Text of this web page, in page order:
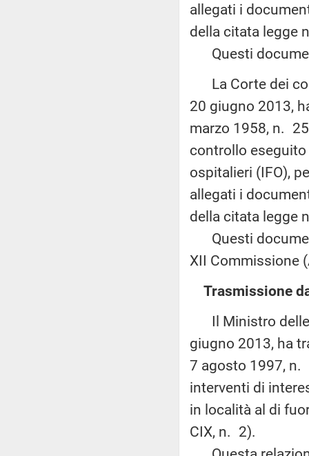
allegati i
della citata legge
Questi
La Corte dei
20 giugno 2013,
marzo 1958, n.
controllo
ospitalieri (IFO),
allegati i
della citata legge
Questi
XII Commissione
Trasmissione
Il Ministro delle
giugno 2013, ha
7 agosto 1997, n.
interventi di
in località al di
CIX, n. 2).